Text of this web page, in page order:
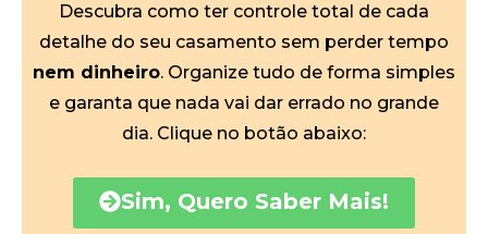
Descubra como ter controle total de cada
detalhe do seu casamento sem perder tempo
nem dinheiro. Organize tudo de forma simples
e garanta que nada vai dar errado no grande
dia. Clique no botão abaixo:
Sim, Quero Saber Mais!